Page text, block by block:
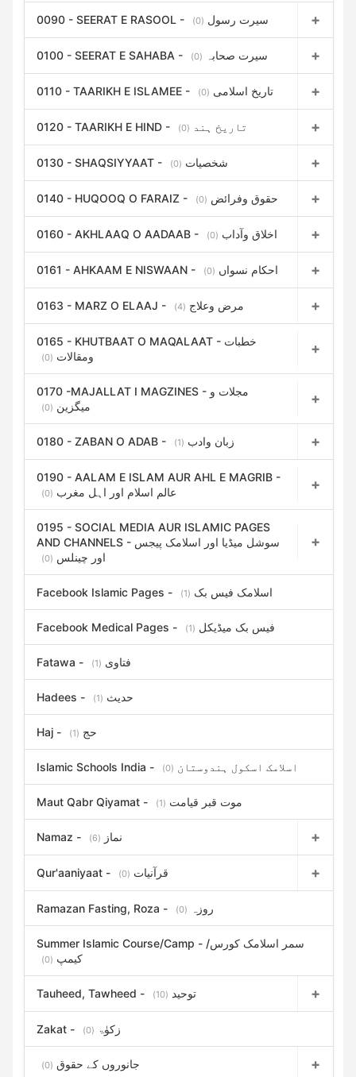
0090 - SEERAT E RASOOL - سیرت رسول (0)
0100 - SEERAT E SAHABA - سیرت صحابہ (0)
0110 - TAARIKH E ISLAMEE - تاریخ اسلامی (0)
0120 - TAARIKH E HIND - تاریخ ہند (0)
0130 - SHAQSIYYAAT - شخصیات (0)
0140 - HUQOOQ O FARAIZ - حقوق وفرائض (0)
0160 - AKHLAAQ O AADAAB - اخلاق وآداب (0)
0161 - AHKAAM E NISWAAN - احکام نسواں (0)
0163 - MARZ O ELAAJ - مرض وعلاج (4)
0165 - KHUTBAAT O MAQALAAT - خطبات
ومقالات (0)
0170 -MAJALLAT I MAGZINES - مجلات و
میگزین (0)
0180 - ZABAN O ADAB - زبان وادب (1)
0190 - AALAM E ISLAM AUR AHL E MAGRIB -
عالم اسلام اور اہل مغرب (0)
0195 - SOCIAL MEDIA AUR ISLAMIC PAGES
AND CHANNELS - سوشل میڈیا اور اسلامک پیجس
اور چینلس (0)
Facebook Islamic Pages - اسلامک فیس بک (1)
Facebook Medical Pages - فیس بک میڈیکل (1)
Fatawa - فتاوی (1)
Hadees - حدیث (1)
Haj - حج (1)
Islamic Schools India - اسلامک اسکول ہندوستان (0)
Maut Qabr Qiyamat - موت قبر قیامت (1)
Namaz - نماز (6)
Qur'aaniyaat - قرآنیات (0)
Ramazan Fasting, Roza - روزہ (0)
Summer Islamic Course/Camp - سمر اسلامک کورس/
کیمپ (0)
Tauheed, Tawheed - توحید (10)
Zakat - زکوٰۃ (0)
جانوروں کے حقوق (0)